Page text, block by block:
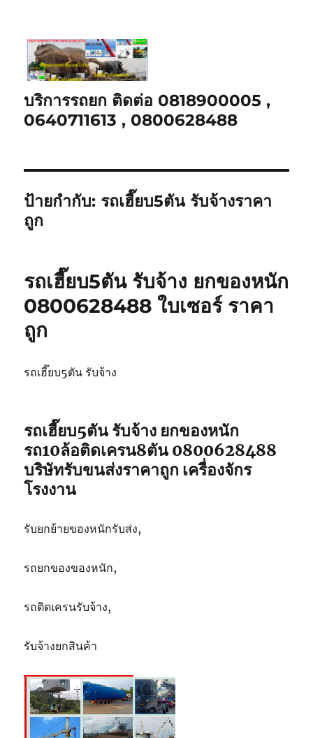
บริการรถยก ติดต่อ 0818900005 ,
0640711613 , 0800628488
ป้ายกำกับ: รถเฮี๊ยบ5ตัน รับจ้างราคา
ถูก
รถเฮี๊ยบ5ตัน รับจ้าง ยกของหนัก
0800628488 ใบเซอร์ ราคา
ถูก
รถเฮี๊ยบ5ตัน รับจ้าง
รถเฮี๊ยบ5ตัน รับจ้าง ยกของหนัก
รถ10ล้อติดเครน8ตัน 0800628488
บริษัทรับขนส่งราคาถูก เครื่องจักร
โรงงาน
รับยกย้ายของหนักรับส่ง,
รถยกของของหนัก,
รถติดเครนรับจ้าง,
รับจ้างยกสินค้า